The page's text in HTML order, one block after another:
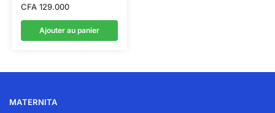
CFA129.000
Ajouter au panier
MATERNITA